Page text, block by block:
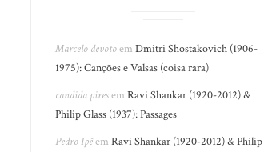
Marcelo devotoemDmitri Shostakovich (1906-
1975): Canções e Valsas (coisa rara)
candida piresemRavi Shankar (1920-2012) &
Philip Glass (1937): Passages
Pedro IpêemRavi Shankar (1920-2012) & Philip